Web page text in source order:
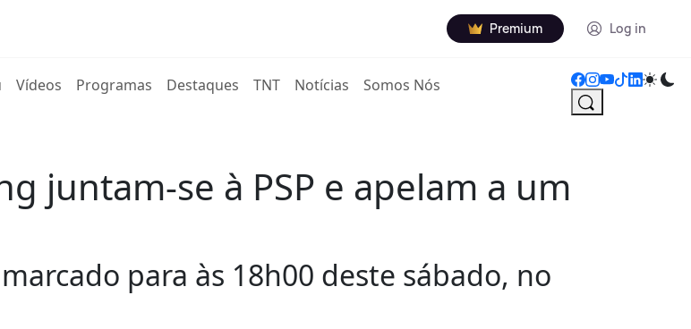
Premium Log in
Vídeos Programas Destaques TNT Notícias Somos Nós
juntam-se à PSP e apelam a um
para às 18h00 deste sábado, no